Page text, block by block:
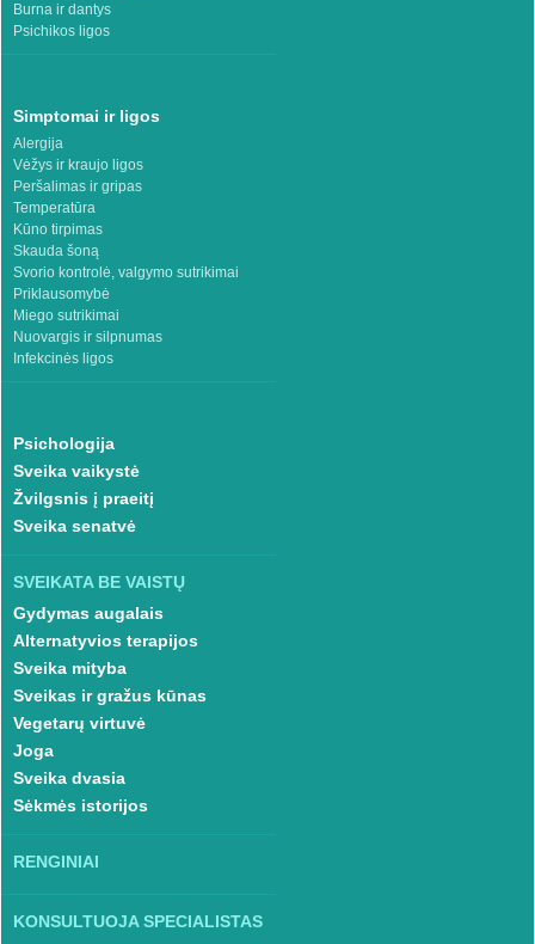
Burna ir dantys
Psichikos ligos
Simptomai ir ligos
Alergija
Vėžys ir kraujo ligos
Peršalimas ir gripas
Temperatūra
Kūno tirpimas
Skauda šoną
Svorio kontrolė, valgymo sutrikimai
Priklausomybė
Miego sutrikimai
Nuovargis ir silpnumas
Infekcinės ligos
Psichologija
Sveika vaikystė
Žvilgsnis į praeitį
Sveika senatvė
SVEIKATA BE VAISTŲ
Gydymas augalais
Alternatyvios terapijos
Sveika mityba
Sveikas ir gražus kūnas
Vegetarų virtuvė
Joga
Sveika dvasia
Sėkmės istorijos
RENGINIAI
KONSULTUOJA SPECIALISTAS